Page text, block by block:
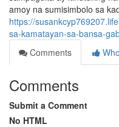
amoy na sumisimbolo sa
https://
sa-kamatayan-sa-bansa-
Comments
Comments
Submit a Comment
No HTML